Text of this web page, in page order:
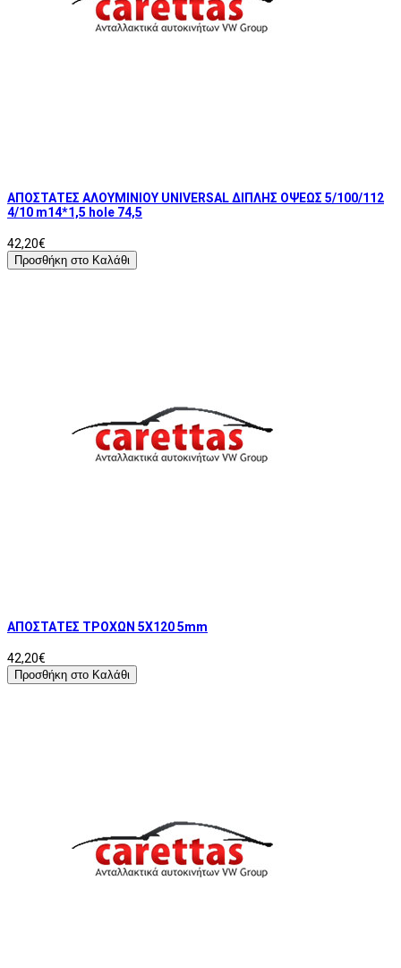
ΑΠΟΣΤΑΤΕΣ ΑΛΟΥΜΙΝΙΟΥ UNIVERSAL ΔΙΠΛΗΣ ΟΨΕΩΣ 5/100/112
4/10 m14*1,5 hole 74,5
42,20€
Προσθήκη στο Καλάθι
ΑΠΟΣΤΑΤΕΣ ΤΡΟΧΩΝ 5X120 5mm
42,20€
Προσθήκη στο Καλάθι